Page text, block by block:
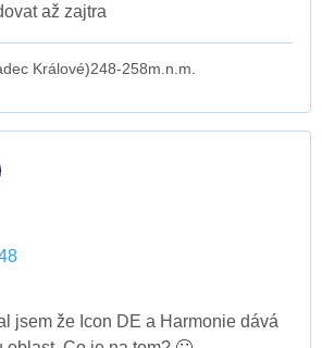
až zajtra
Králové)248-258m.n.m.
jsem že Icon DE a Harmonie dává